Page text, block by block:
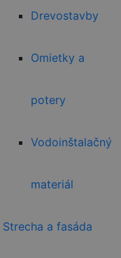
Drevostavby
Omietky a
potery
Vodoinštalačný
materiál
Strecha a fasáda